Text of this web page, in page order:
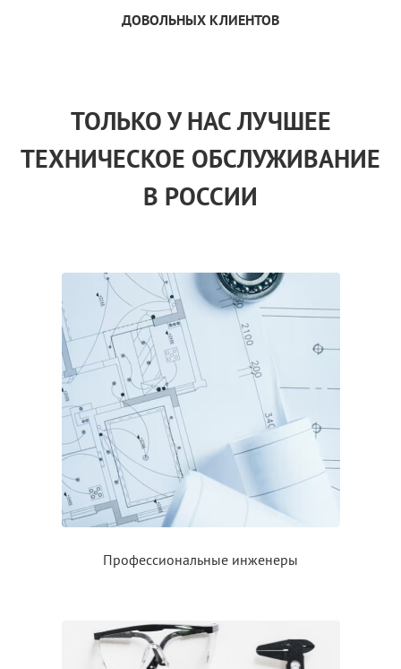
ДОВОЛЬНЫХ КЛИЕНТОВ
ТОЛЬКОУ НАСЛУЧШЕЕ
ТЕХНИЧЕСКОЕ ОБСЛУЖИВАНИЕ
В РОССИИ
Профессиональные инженеры